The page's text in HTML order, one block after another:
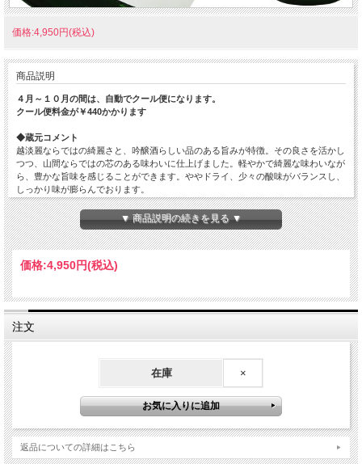
価格:4,950円(税込)
商品説明
４月～１０月の間は、自動でクール便になります。
クール便料金が￥440かかります
◆蔵元コメント
越淡麗ならではの綺麗さと、吟醸酒らしい品のある旨みが特徴。その良さを活かし
つつ、山間ならではの芯のある味わいに仕上げました。軽やかで綺麗な味わいなが
ら、豊かな旨味を感じることができます。ややドライ、少々の酸味がバランスし、
しっかり味が膨らんでおります。
原材料…米(国産)・米こうじ(国産米)
原料米…越淡麗
精米歩合…58%
酸度…
▼ 商品説明の続きを見る ▼
価格:4,950円(税込)
注文
在庫 ×
返品についての詳細はこちら